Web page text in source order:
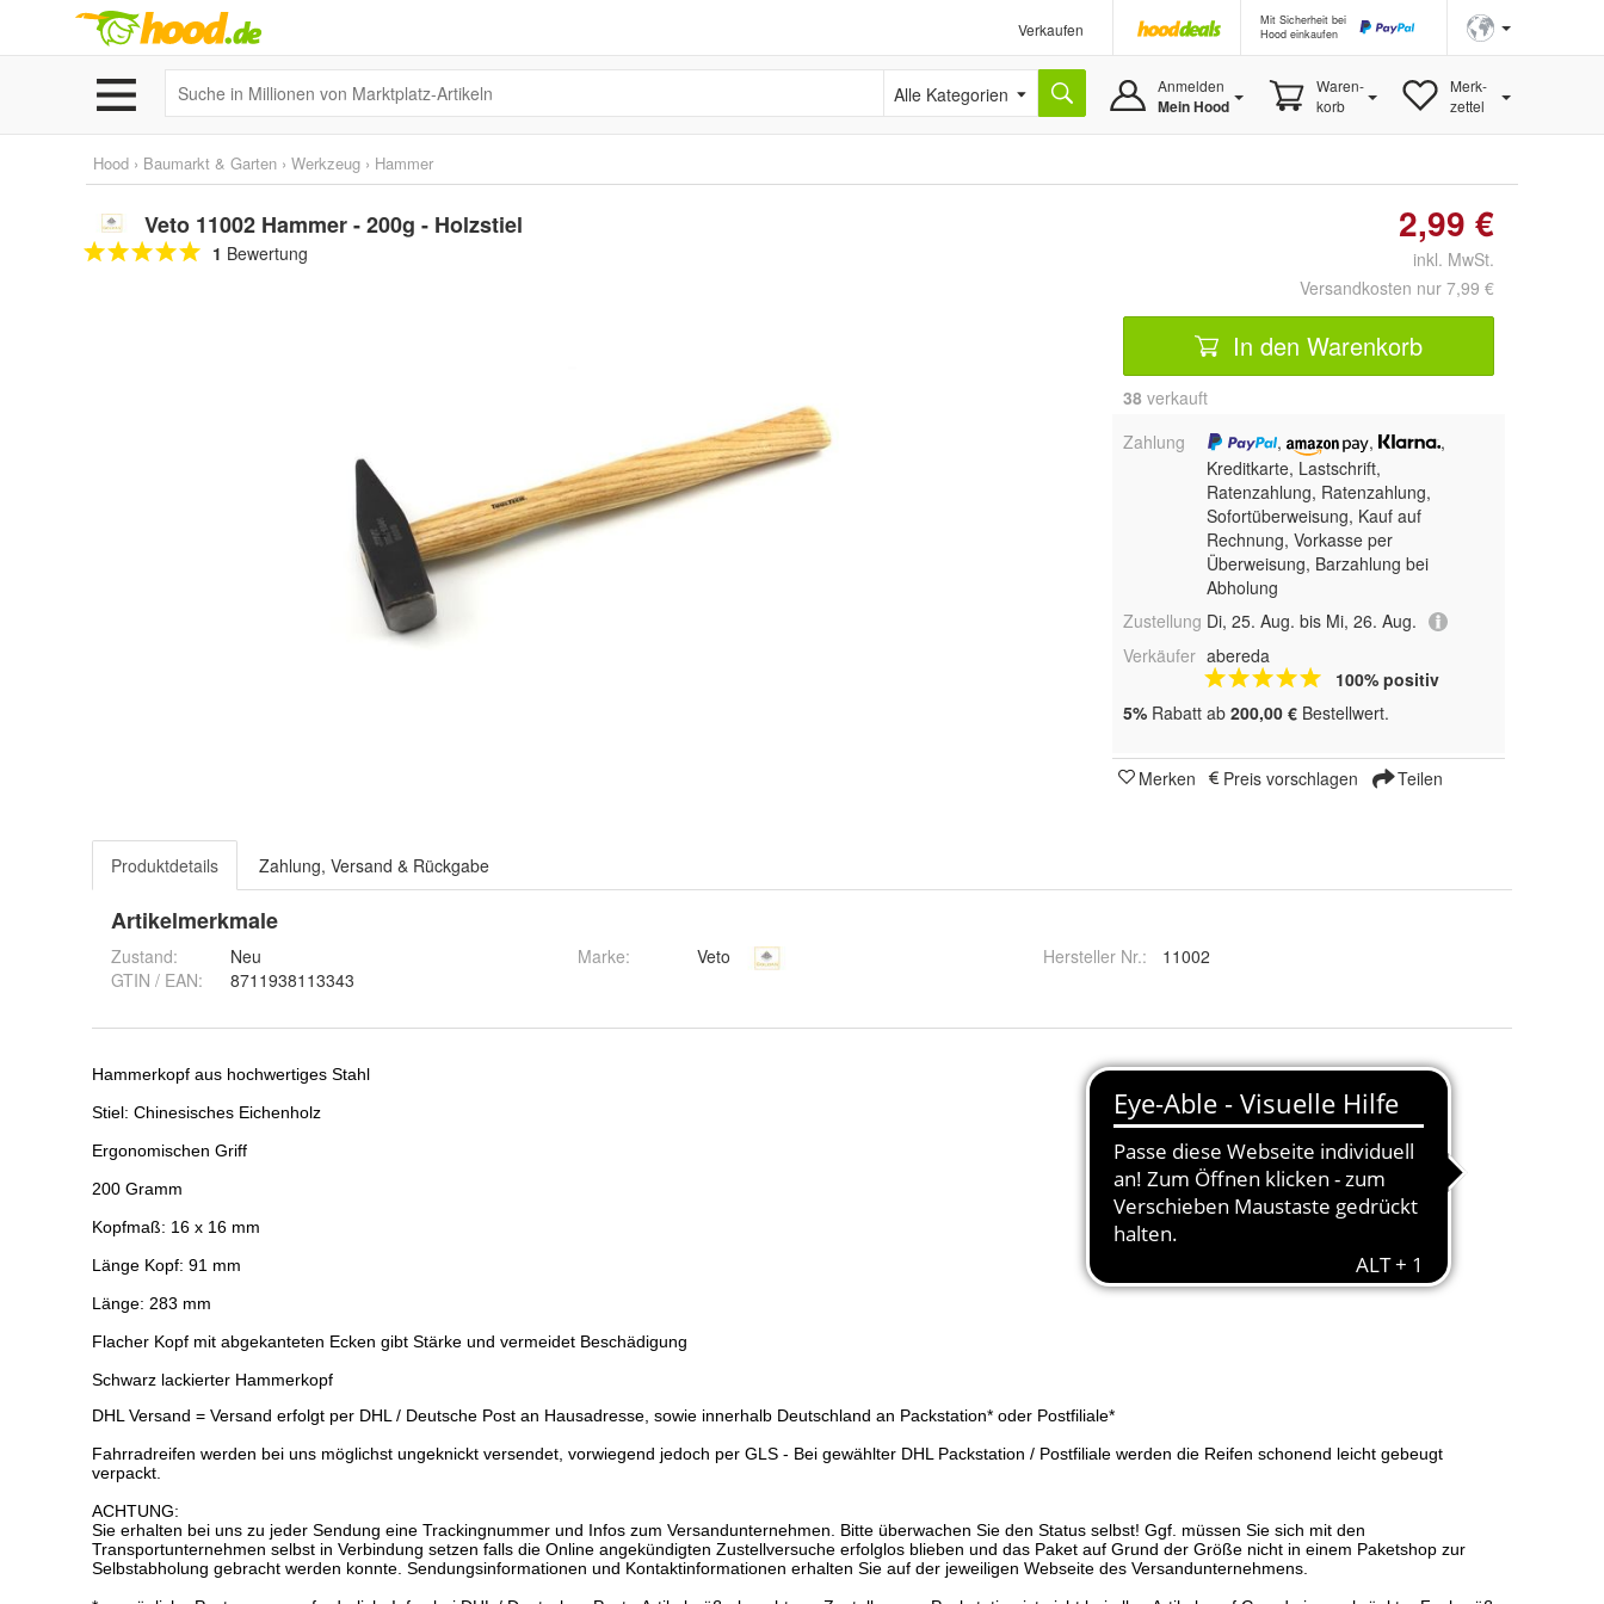
Verkaufen
Mit Sicherheit bei
Hood einkaufen
Alle Kategorien Anmelden
Mein Hood
Waren-
korb
Merk-
zettel
Hood › Baumarkt & Garten › Werkzeug › Hammer
Veto 11002 Hammer - 200g - Holzstiel
1 Bewertung
2,99 €
inkl. MwSt.
Versandkosten nur 7,99 €
In den Warenkorb
38 verkauft
Zahlung
, ,
,
Kreditkarte, Lastschrift,
Ratenzahlung, Ratenzahlung,
Sofortüberweisung, Kauf auf
Rechnung, Vorkasse per
Überweisung, Barzahlung bei
Abholung
Zustellung Di, 25. Aug. bis Mi, 26. Aug.
Verkäufer abereda
100% positiv
5% Rabatt ab 200,00 € Bestellwert.
Merken Preis vorschlagen Teilen
Produktdetails Zahlung, Versand & Rückgabe
Artikelmerkmale
Zustand:
Neu
GTIN / EAN:
8711938113343
Marke: Veto Hersteller Nr.: 11002